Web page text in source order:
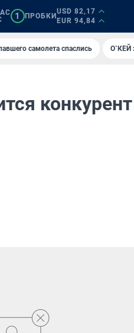
1 ПРОБКИ
USD 82,17
EUR 94,84
самолета спаслись О`КЕЙ
конкурент